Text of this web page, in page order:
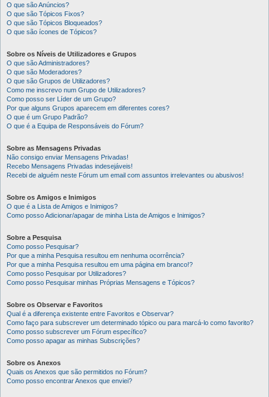
O que são Anúncios?
O que são Tópicos Fixos?
O que são Tópicos Bloqueados?
O que são ícones de Tópicos?
Sobre os Níveis de Utilizadores e Grupos
O que são Administradores?
O que são Moderadores?
O que são Grupos de Utilizadores?
Como me inscrevo num Grupo de Utilizadores?
Como posso ser Líder de um Grupo?
Por que alguns Grupos aparecem em diferentes cores?
O que é um Grupo Padrão?
O que é a Equipa de Responsáveis do Fórum?
Sobre as Mensagens Privadas
Não consigo enviar Mensagens Privadas!
Recebo Mensagens Privadas indesejáveis!
Recebi de alguém neste Fórum um email com assuntos irrelevantes ou abusivos!
Sobre os Amigos e Inimigos
O que é a Lista de Amigos e Inimigos?
Como posso Adicionar/apagar de minha Lista de Amigos e Inimigos?
Sobre a Pesquisa
Como posso Pesquisar?
Por que a minha Pesquisa resultou em nenhuma ocorrência?
Por que a minha Pesquisa resultou em uma página em branco!?
Como posso Pesquisar por Utilizadores?
Como posso Pesquisar minhas Próprias Mensagens e Tópicos?
Sobre os Observar e Favoritos
Qual é a diferença existente entre Favoritos e Observar?
Como faço para subscrever um determinado tópico ou para marcá-lo como favorito?
Como posso subscrever um Fórum específico?
Como posso apagar as minhas Subscrições?
Sobre os Anexos
Quais os Anexos que são permitidos no Fórum?
Como posso encontrar Anexos que enviei?